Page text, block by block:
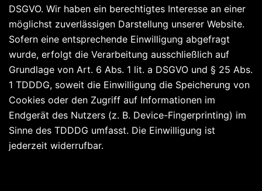
DSGVO. Wir haben ein berechtigtes Interesse an einer
möglichst zuverlässigen Darstellung unserer Website.
Sofern eine entsprechende Einwilligung abgefragt
wurde, erfolgt die Verarbeitung ausschließlich auf
Grundlage von Art. 6 Abs. 1 lit. a DSGVO und § 25 Abs.
1 TDDDG, soweit die Einwilligung die Speicherung von
Cookies oder den Zugriff auf Informationen im
Endgerät des Nutzers (z. B. Device-Fingerprinting) im
Sinne des TDDDG umfasst. Die Einwilligung ist
jederzeit widerrufbar.